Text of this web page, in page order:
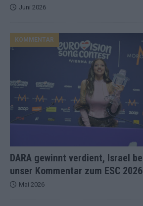
Juni 2026
DARA gewinnt verdient, Israel
unser Kommentar zum ESC 2026
KOMMENTAR
Mai 2026